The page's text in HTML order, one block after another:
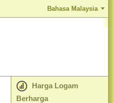
Bahasa Malaysia
Harga Logam
Berharga